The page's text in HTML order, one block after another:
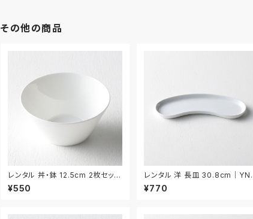
その他の商品
レンタル 丼・鉢 12.5cm 2枚セット
｜DON057
¥550
レンタル 洋 長皿 30.8cm｜
008
¥770